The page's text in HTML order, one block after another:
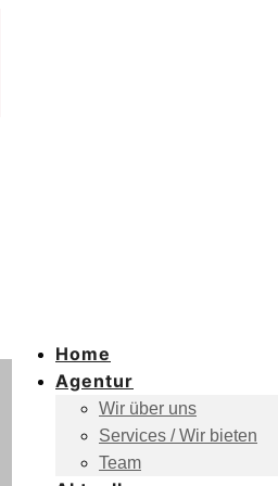
Home
Agentur
Wir über uns
Services / Wir bieten
Team